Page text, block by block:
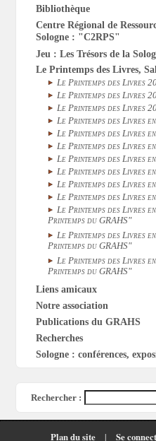
Bibliothèque
Centre Régional de
Sologne : "C2RPS"
Jeu : Les Trésors de la
Le Printemps des Livres,
Le Printemps des Livres
Le Printemps des Livres
Le Printemps des Livres
Le Printemps des Livres
Le Printemps des Livres
Le Printemps des Livres
Le Printemps des Livres
Le Printemps des Livres
Le Printemps des Livres
Le Printemps des Livres
Le Printemps des Livres
Printemps du GRAHS"
Le Printemps des Livres
Printemps du GRAHS"
Le Printemps des Livres
Printemps du GRAHS"
Liens amicaux
Notre association
Publications du GRAHS
Recherches
Sologne : conférences,
Rechercher :
Plan du site | Se